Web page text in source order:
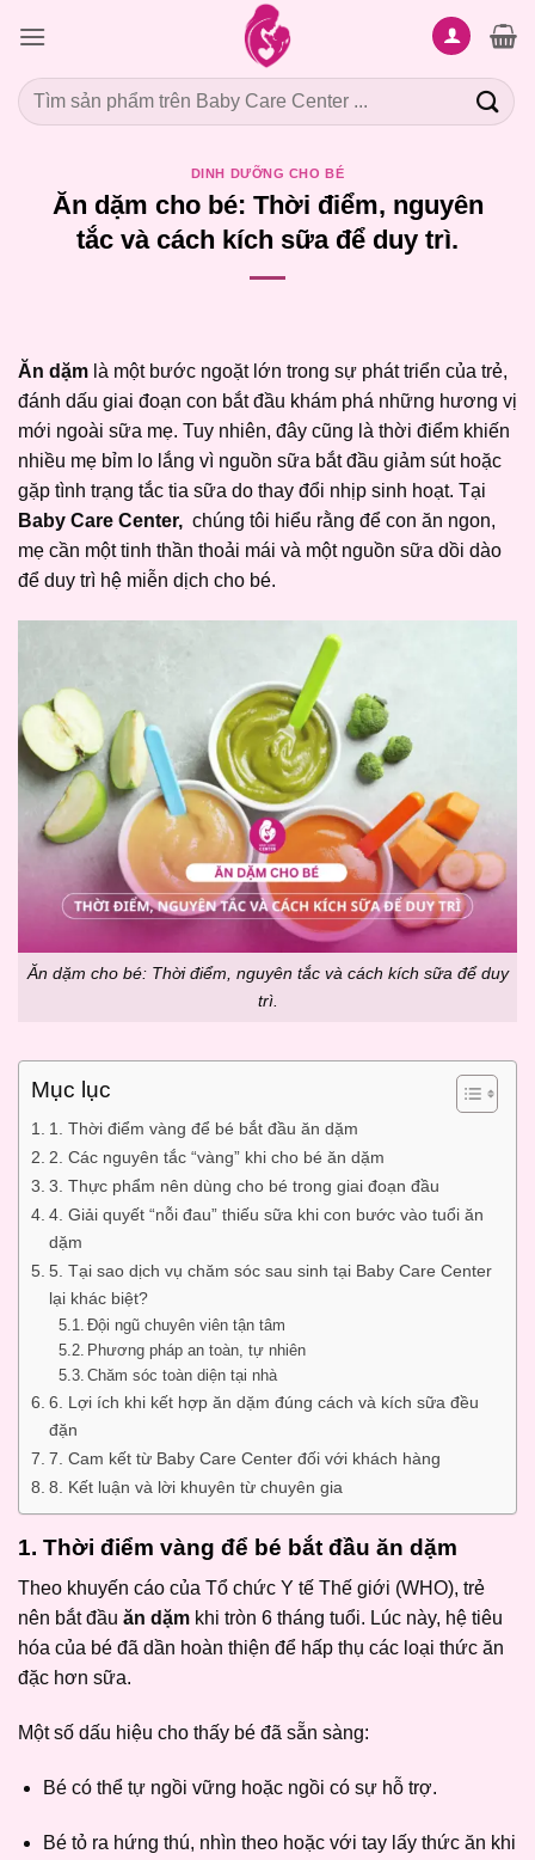
qua
dung
Tìm
kiếm:
DINH DƯỠNG CHO BÉ
Ăn dặm cho bé: Thời điểm, nguyên
tắc và cách kích sữa để duy trì.
Ăn dặm là một bước ngoặt lớn trong sự phát triển của trẻ,
đánh dấu giai đoạn con bắt đầu khám phá những hương vị
mới ngoài sữa mẹ. Tuy nhiên, đây cũng là thời điểm khiến
nhiều mẹ bỉm lo lắng vì nguồn sữa bắt đầu giảm sút hoặc
gặp tình trạng tắc tia sữa do thay đổi nhịp sinh hoạt. Tại
Baby Care Center, chúng tôi hiểu rằng để con ăn ngon,
mẹ cần một tinh thần thoải mái và một nguồn sữa dồi dào
để duy trì hệ miễn dịch cho bé.
Ăn dặm cho bé: Thời điểm, nguyên tắc và cách kích sữa để duy
trì.
Mục lục
1. Thời điểm vàng để bé bắt đầu ăn dặm
2. Các nguyên tắc “vàng” khi cho bé ăn dặm
3. Thực phẩm nên dùng cho bé trong giai đoạn đầu
4. Giải quyết “nỗi đau” thiếu sữa khi con bước vào tuổi ăn
dặm
5. Tại sao dịch vụ chăm sóc sau sinh tại Baby Care Center
lại khác biệt?
Đội ngũ chuyên viên tận tâm
Phương pháp an toàn, tự nhiên
Chăm sóc toàn diện tại nhà
6. Lợi ích khi kết hợp ăn dặm đúng cách và kích sữa đều
đặn
7. Cam kết từ Baby Care Center đối với khách hàng
8. Kết luận và lời khuyên từ chuyên gia
1. Thời điểm vàng để bé bắt đầu ăn dặm
Theo khuyến cáo của Tổ chức Y tế Thế giới (WHO), trẻ
nên bắt đầu ăn dặm khi tròn 6 tháng tuổi. Lúc này, hệ tiêu
hóa của bé đã dần hoàn thiện để hấp thụ các loại thức ăn
đặc hơn sữa.
Một số dấu hiệu cho thấy bé đã sẵn sàng:
Bé có thể tự ngồi vững hoặc ngồi có sự hỗ trợ.
Bé tỏ ra hứng thú, nhìn theo hoặc với tay lấy thức ăn khi